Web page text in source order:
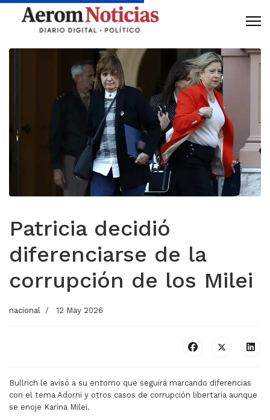
Patricia decidió
diferenciarse de la
corrupción de los Milei
nacional 12 May 2026
Bullrich le avisó a su entorno que seguirá marcando diferencias
con el tema Adorni y otros casos de corrupción libertaria aunque
se enoje Karina Milei.